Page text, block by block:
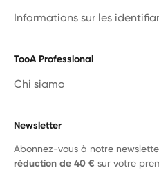
Informations sur les
TooA Professional
Chi siamo
Newsletter
Abonnez-vous à notre
réduction de 40 € sur votre